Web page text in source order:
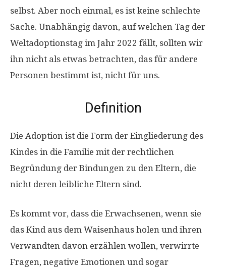
selbst. Aber noch einmal, es ist keine schlechte
Sache. Unabhängig davon, auf welchen Tag der
Weltadoptionstag im Jahr 2022 fällt, sollten wir
ihn nicht als etwas betrachten, das für andere
Personen bestimmt ist, nicht für uns.
Definition
Die Adoption ist die Form der Eingliederung des
Kindes in die Familie mit der rechtlichen
Begründung der Bindungen zu den Eltern, die
nicht deren leibliche Eltern sind.
Es kommt vor, dass die Erwachsenen, wenn sie
das Kind aus dem Waisenhaus holen und ihren
Verwandten davon erzählen wollen, verwirrte
Fragen, negative Emotionen und sogar